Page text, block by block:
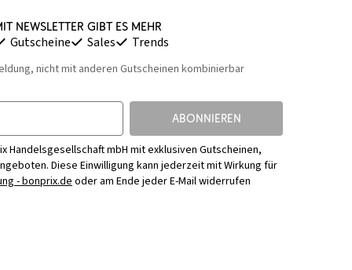
Newsletter gibt es mehr
Gutscheine Sales Trends
nicht mit anderen Gutscheinen kombinierbar
ABONNIEREN
Handelsgesellschaft mbH mit exklusiven Gutscheinen,
Diese Einwilligung kann jederzeit mit Wirkung für
- bonprix.deoder am Ende jeder E-Mail widerrufen